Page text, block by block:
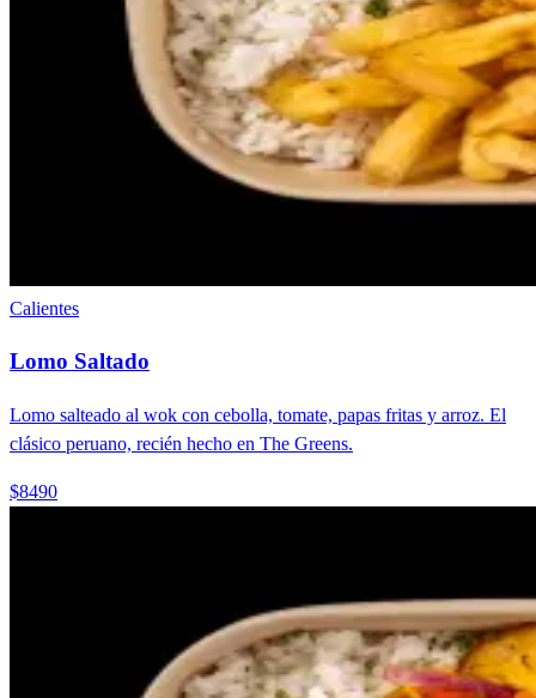
Calientes
Lomo Saltado
Lomo salteado al wok con cebolla, tomate, papas fritas y arroz. El
clásico peruano, recién hecho en The Greens.
$8490